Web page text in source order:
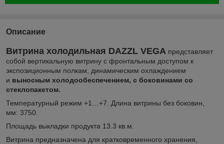
Описание
Витрина холодильная DAZZL VEGA представляет
собой вертикальную витрину с фронтальным доступом к
экспозиционным полкам , динамическим охлаждением
и выносным холодообеспечением, с боковинами со
стеклопакетом.
Температурный режим +1…+7. Длина витрины без боковин,
мм: 3750.
Площадь выкладки продукта 13.3 кв.м.
Витрина предназначена для кратковременного хранения,